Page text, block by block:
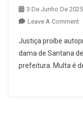
3 De Junho De 2025
Leave A CommentOn
Justiça proíbe
dama de Santana
prefeitura. Multa é